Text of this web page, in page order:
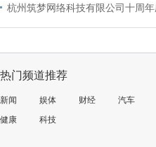
杭州筑梦网络科技有限公司十周
热门频道推荐
新闻 娱体 财经
汽车
健康
科技